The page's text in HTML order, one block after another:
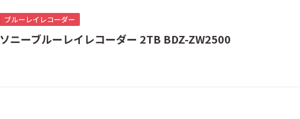
ブルーレイレコーダー
ソニーブルーレイレコーダー 2TB BDZ-ZW2500